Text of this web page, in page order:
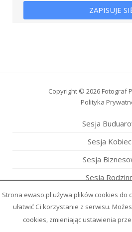
ZAPISUJE
Copyright © 2026 Fotograf
Polityka
Sesja
Sesja
Sesja
Sesja
Sesja Wieczór
Strona ewaso.pl używa plików cookies do
ułatwić Ci korzystanie z serwisu.
cookies, zmieniając ustawienia